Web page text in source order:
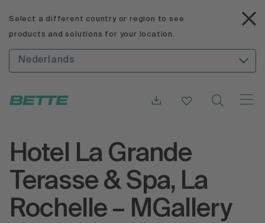
Select a different country or region to see
products and solutions for your location.
Nederlands
Hotel La Grande
Terasse & Spa, La
Rochelle – MGallery